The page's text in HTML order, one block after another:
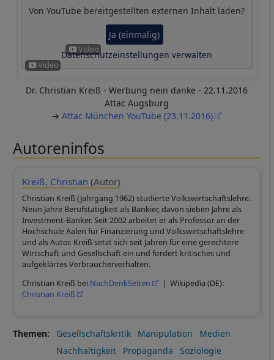
Von YouTube bereitgestellten externen Inhalt laden?
Ja (einmalig)
Datenschutzeinstellungen verwalten
Dr. Christian Kreiß - Werbung nein danke - 22.11.2016
Attac Augsburg
→Attac München YouTube (23.11.2016)
Autoreninfos
Kreiß, Christian (Autor)
Christian Kreiß (Jahrgang 1962) studierte Volkswirtschaftslehre.
Neun Jahre Berufstätigkeit als Bankier, davon sieben Jahre als
Investment-Banker. Seit 2002 arbeitet er als Professor an der
Hochschule Aalen für Finanzierung und Volkswirtschaftslehre
und als Autor. Kreiß setzt sich seit Jahren für eine gerechtere
Wirtschaft und Gesellschaft ein und fordert kritisches und
aufgeklärtes Verbraucherverhalten.
Christian Kreiß bei NachDenkSeiten
| Wikipedia (DE):
Christian Kreiß
Themen Gesellschaftskritik Manipulation
Medien
Nachhaltigkeit
Propaganda
Soziologie